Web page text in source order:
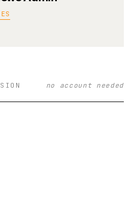
no account needed